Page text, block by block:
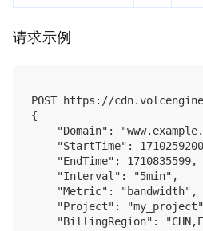
请求示例
POST https://
{
"Domain":
"StartTime":
    "EndTime": 1710835599,
    "Interval": "5min",
    "Metric": "bandwidth",
"Project":
"BillingRegion":